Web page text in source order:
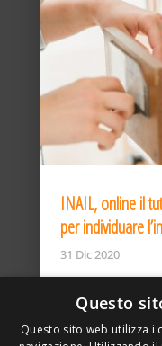
INAIL, online il
per individuare
31 Dic 2020
Questo
Questo sito web utilizza i